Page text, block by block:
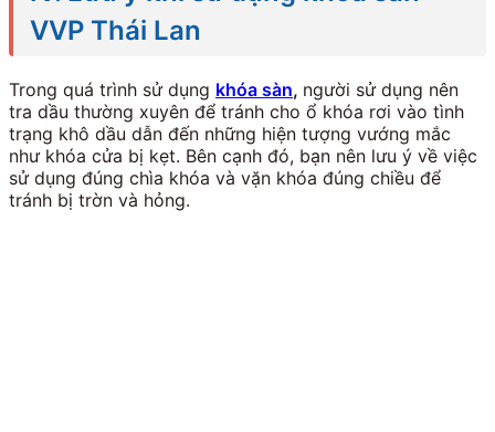
VVP Thái Lan
Trong quá trình sử dụng khóa sàn, người sử dụng nên
tra dầu thường xuyên để tránh cho ổ khóa rơi vào tình
trạng khô dầu dẫn đến những hiện tượng vướng mắc
như khóa cửa bị kẹt. Bên cạnh đó, bạn nên lưu ý về việc
sử dụng đúng chìa khóa và vặn khóa đúng chiều để
tránh bị trờn và hỏng.